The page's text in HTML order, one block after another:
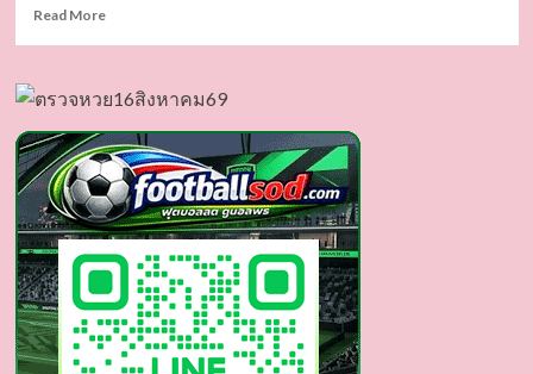
Read MoreRead
พลพล
ละมุน
ชวน
ฝัน
จาก
รายการ
ดัง
ความ
ฮอต